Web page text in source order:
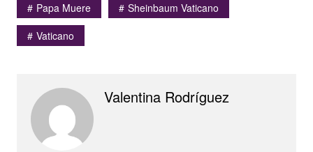
Papa Muere
Sheinbaum Vaticano
Vaticano
Valentina Rodríguez